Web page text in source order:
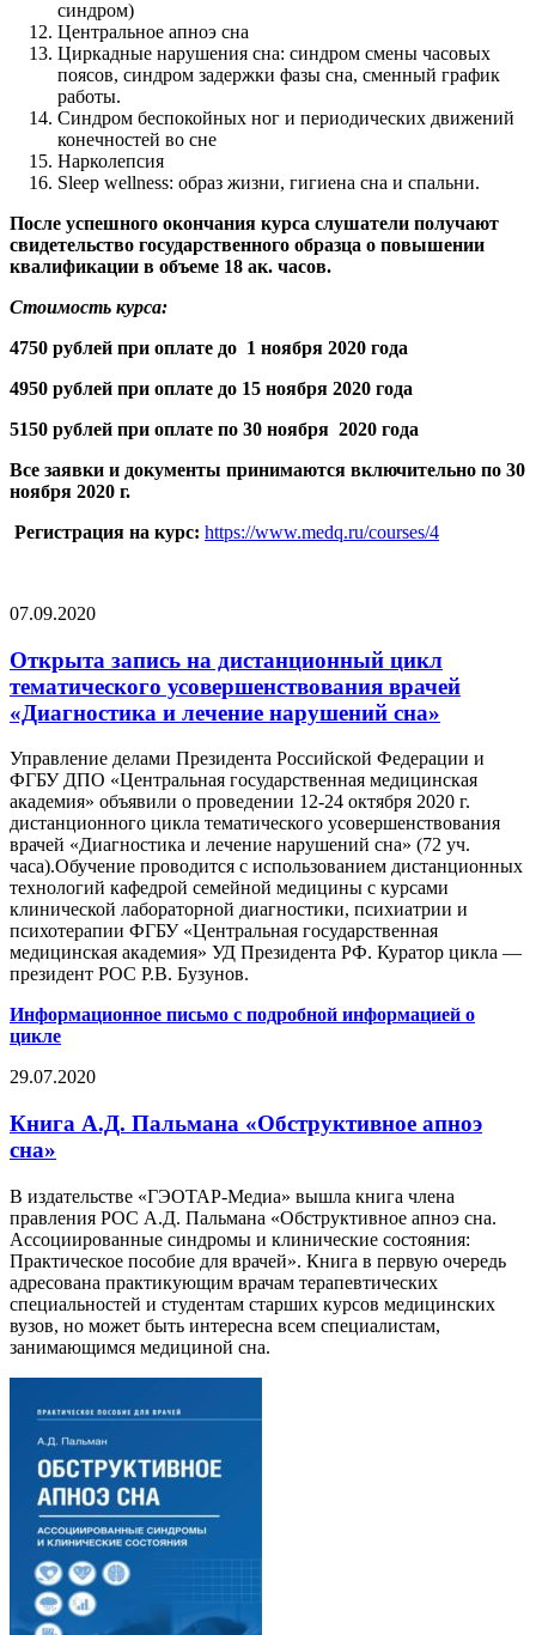
синдром)
Центральное апноэ сна
Циркадные нарушения сна: синдром смены часовых
поясов, синдром задержки фазы сна, сменный график
работы.
Синдром беспокойных ног и периодических движений
конечностей во сне
Нарколепсия
Sleep wellness: образ жизни, гигиена сна и спальни.
После успешного окончания курса слушатели получают
свидетельство государственного образца о повышении
квалификации в объеме 18 ак. часов.
Стоимость курса:
4750 рублей при оплате до 1 ноября 2020 года
4950 рублей при оплате до 15 ноября 2020 года
5150 рублей при оплате по 30 ноября 2020 года
Все заявки и документы принимаются включительно по 30
ноября 2020 г.
Регистрация на курс: https://www.medq.ru/courses/4
07.09.2020
Открыта запись на дистанционный цикл
тематического усовершенствования врачей
«Диагностика и лечение нарушений сна»
Управление делами Президента Российской Федерации и
ФГБУ ДПО «Центральная государственная медицинская
академия» объявили о проведении 12-24 октября 2020 г.
дистанционного цикла тематического усовершенствования
врачей «Диагностика и лечение нарушений сна» (72 уч.
часа).Обучение проводится с использованием дистанционных
технологий кафедрой семейной медицины с курсами
клинической лабораторной диагностики, психиатрии и
психотерапии ФГБУ «Центральная государственная
медицинская академия» УД Президента РФ. Куратор цикла —
президент РОС Р.В. Бузунов.
Информационное письмо с подробной информацией о
цикле
29.07.2020
Книга А.Д. Пальмана «Обструктивное апноэ
сна»
В издательстве «ГЭОТАР-Медиа» вышла книга члена
правления РОС А.Д. Пальмана «Обструктивное апноэ сна.
Ассоциированные синдромы и клинические состояния:
Практическое пособие для врачей». Книга в первую очередь
адресована практикующим врачам терапевтических
специальностей и студентам старших курсов медицинских
вузов, но может быть интересна всем специалистам,
занимающимся медициной сна.